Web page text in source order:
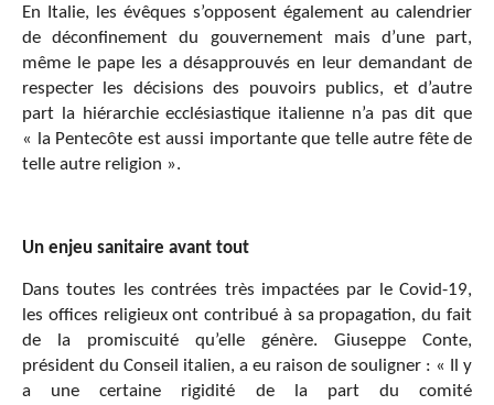
En Italie, les évêques s’opposent également au calendrier
de déconfinement du gouvernement mais d’une part,
même le pape les a désapprouvés en leur demandant de
respecter les décisions des pouvoirs publics, et d’autre
part la hiérarchie ecclésiastique italienne n’a pas dit que
« la Pentecôte est aussi importante que telle autre fête de
telle autre religion ».
Un enjeu sanitaire avant tout
Dans toutes les contrées très impactées par le Covid-19,
les offices religieux ont contribué à sa propagation, du fait
de la promiscuité qu’elle génère. Giuseppe Conte,
président du Conseil italien, a eu raison de souligner : « Il y
a une certaine rigidité de la part du comité